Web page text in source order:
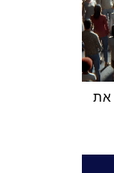
את